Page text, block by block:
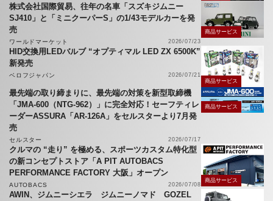
株式会社国際貿易、往年の名車「スズキジムニー
SJ410」と「ミニクーパーS」の1/43モデルカーを発
売
ワールドマーケット 2026/07/23
商品サービス
HID交換用LEDバルブ “オプティマル LED ZX 6500K”
新発売
ベロフジャパン
2026/07/21
商品サービス
最先端の取り締まりに、最先端の対策を新型取締機
「JMA-600（NTG-962）」に完全対応！セーフティレ
ーダーASSURA「AR-126A」をセルスターより7月発
売
セルスター 2026/07/17
商品サービス
クルマの “走り” を極める、スポーツカスタム特化型
の新コンセプトストア「A PIT AUTOBACS
PERFORMANCE FACTORY 大阪」オープン
AUTOBACS 2026/07/08
商品サービス
AWIN、ジムニーシエラ ジムニーノマド GOZEL